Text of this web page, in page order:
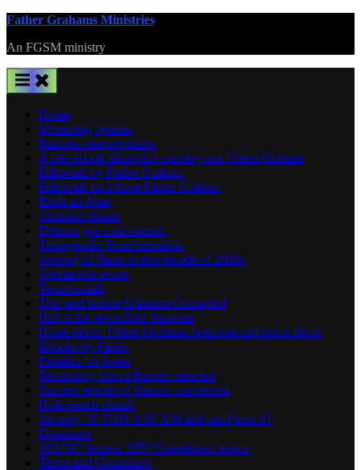
Skip
content
Father Grahams Ministries
An FGSM ministry
Home
Mentoring options
Patricks oberservations
A free ebook about this ministry and Father Graham
Editorials by Father Graham
Editorials no 2 from Father Graham
Build an Altar
Christian shame
Dreams you cant control.
Transgender Transformation,
uprising of Satan in this decade of 2020s
Spectacular event
Testamonials
True and honest Satanism Comapred
Hell is the reward for Satanists
Home decor. Father Grahams bedroom and home decor
Ebooks by Father
Families for Satan
Testamony from a Baptist preacher
Success reports of Satanic conversion
Hole punch clouds
Security. IS THIS A SCAM and can I trust it?
Donations
18 USC Section 2257 Compliance notice
Terms and Conditions